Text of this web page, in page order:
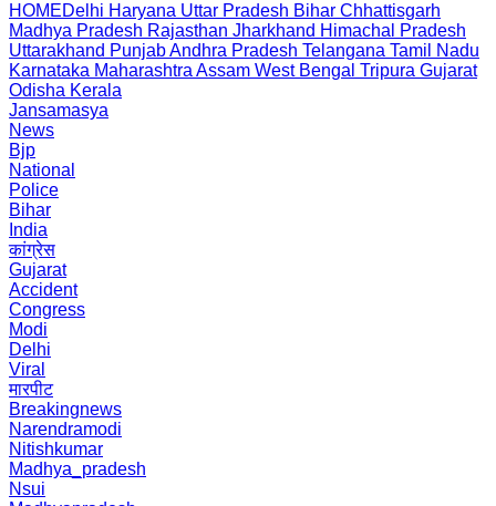
HOMEDelhi Haryana Uttar Pradesh Bihar Chhattisgarh
Madhya Pradesh Rajasthan Jharkhand Himachal Pradesh
Uttarakhand PunjabAndhra Pradesh Telangana Tamil Nadu
Karnataka Maharashtra Assam West Bengal Tripura Gujarat
Odisha Kerala
Jansamasya
News
Bjp
National
Police
Bihar
India
कांग्रेस
Gujarat
Accident
Congress
Modi
Delhi
Viral
मारपीट
Breakingnews
Narendramodi
Nitishkumar
Madhya_pradesh
Nsui